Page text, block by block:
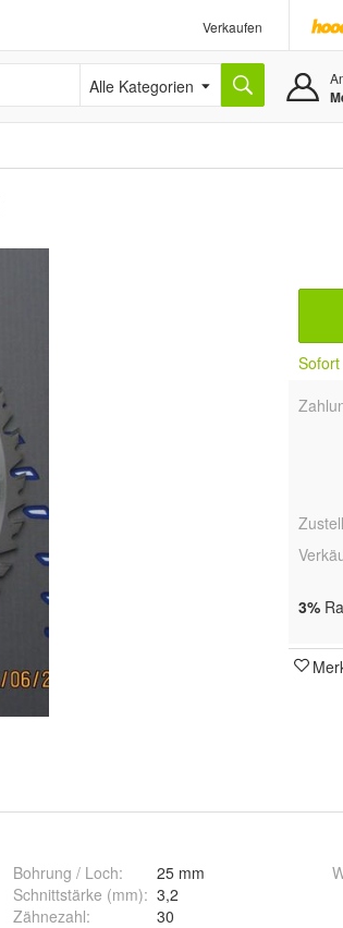
Verkaufen
Alle Kategorien
3%
Bohrung / Loch:
25 mm
Schnittstärke (mm): 3,2
Zähnezahl: 30